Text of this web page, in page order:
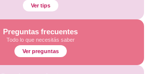
Ver tips
Preguntas frecuentes
Todo lo que necesitás saber
Ver preguntas